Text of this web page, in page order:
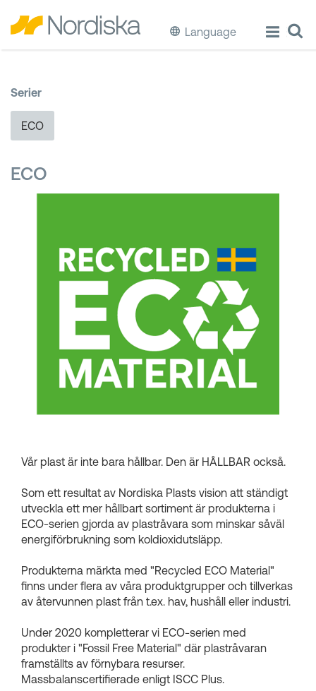
Language
Källsortering
Hinkar & Tunnor
Kundkorgar
Serier
ECO
ECO
Vår plast är inte bara hållbar. Den är HÅLLBAR också.
Som ett resultat av Nordiska Plasts vision att ständigt
utveckla ett mer hållbart sortiment är produkterna i
ECO-serien gjorda av plastråvara som minskar såväl
energiförbrukning som koldioxidutsläpp.
Produkterna märkta med "Recycled ECO Material"
finns under flera av våra produktgrupper och tillverkas
av återvunnen plast från t.ex. hav, hushåll eller industri.
Under 2020 kompletterar vi ECO-serien med
produkter i "Fossil Free Material" där plastråvaran
framställts av förnybara resurser.
Massbalanscertifierade enligt ISCC Plus.